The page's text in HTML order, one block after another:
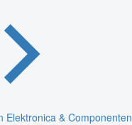
Elektronica & Componenten